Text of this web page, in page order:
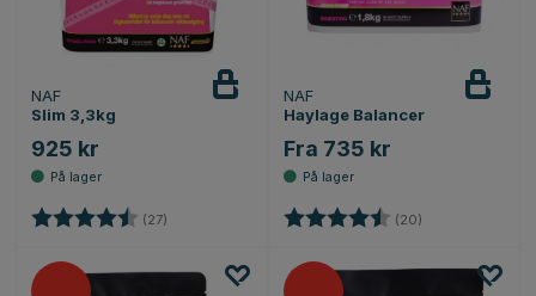
NAF
Slim 3,3kg
925 kr
Karakter: (27)
NAF
Haylage Balancer
Fra 735 kr
Karakter: (20)